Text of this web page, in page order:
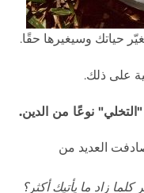
حياتك وسيغيرها حقًا.
على ذلك.
"التخلي" نوعًا من الدين.
العديد من
زاد ما يأتيك أكثر؟